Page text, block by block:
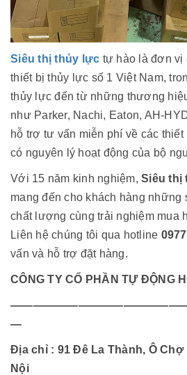
Siêu thị thủy lực tự hào là đơn vị
thiết bị thủy lực số 1 Việt Nam,
thủy lực đến từ những thương
như Parker, Nachi, Eaton, AH-
hỗ trợ tư vấn miễn phí về các
có nguyên lý hoạt động của bộ
Với 15 năm kinh nghiệm, Siêu thị
mang đến cho khách hàng những
chất lượng cùng trải nghiệm mua
Liên hệ chúng tôi qua hotline
vấn và hỗ trợ đặt hàng.
CÔNG TY CỔ PHẦN TỰ ĐỘNG
—
Địa chỉ : 91 Đê La Thành, Ô
Nội